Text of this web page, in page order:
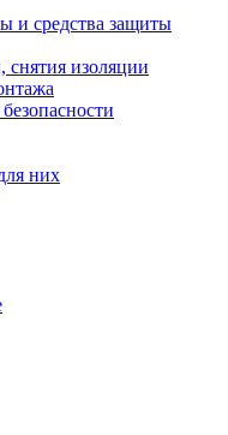
и средства защиты
снятия изоляции
них